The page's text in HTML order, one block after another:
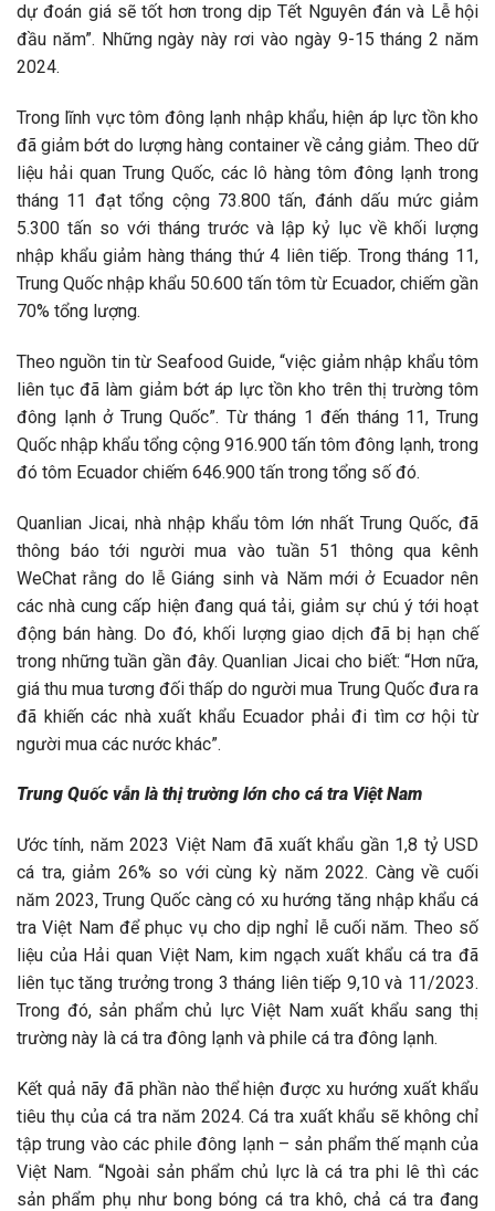
dự đoán giá sẽ tốt hơn trong dịp Tết Nguyên đán và Lễ hội
đầu năm”. Những ngày này rơi vào ngày 9-15 tháng 2 năm
2024.
Trong lĩnh vực tôm đông lạnh nhập khẩu, hiện áp lực tồn kho
đã giảm bớt do lượng hàng container về cảng giảm. Theo dữ
liệu hải quan Trung Quốc, các lô hàng tôm đông lạnh trong
tháng 11 đạt tổng cộng 73.800 tấn, đánh dấu mức giảm
5.300 tấn so với tháng trước và lập kỷ lục về khối lượng
nhập khẩu giảm hàng tháng thứ 4 liên tiếp. Trong tháng 11,
Trung Quốc nhập khẩu 50.600 tấn tôm từ Ecuador, chiếm gần
70% tổng lượng.
Theo nguồn tin từ Seafood Guide, “việc giảm nhập khẩu tôm
liên tục đã làm giảm bớt áp lực tồn kho trên thị trường tôm
đông lạnh ở Trung Quốc”. Từ tháng 1 đến tháng 11, Trung
Quốc nhập khẩu tổng cộng 916.900 tấn tôm đông lạnh, trong
đó tôm Ecuador chiếm 646.900 tấn trong tổng số đó.
Quanlian Jicai, nhà nhập khẩu tôm lớn nhất Trung Quốc, đã
thông báo tới người mua vào tuần 51 thông qua kênh
WeChat rằng do lễ Giáng sinh và Năm mới ở Ecuador nên
các nhà cung cấp hiện đang quá tải, giảm sự chú ý tới hoạt
động bán hàng. Do đó, khối lượng giao dịch đã bị hạn chế
trong những tuần gần đây. Quanlian Jicai cho biết: “Hơn nữa,
giá thu mua tương đối thấp do người mua Trung Quốc đưa ra
đã khiến các nhà xuất khẩu Ecuador phải đi tìm cơ hội từ
người mua các nước khác”.
Trung Quốc vẫn là thị trường lớn cho cá tra Việt Nam
Ước tính, năm 2023 Việt Nam đã xuất khẩu gần 1,8 tỷ USD
cá tra, giảm 26% so với cùng kỳ năm 2022. Càng về cuối
năm 2023, Trung Quốc càng có xu hướng tăng nhập khẩu cá
tra Việt Nam để phục vụ cho dịp nghỉ lễ cuối năm. Theo số
liệu của Hải quan Việt Nam, kim ngạch xuất khẩu cá tra đã
liên tục tăng trưởng trong 3 tháng liên tiếp 9,10 và 11/2023.
Trong đó, sản phẩm chủ lực Việt Nam xuất khẩu sang thị
trường này là cá tra đông lạnh và phile cá tra đông lạnh.
Kết quả nãy đã phần nào thể hiện được xu hướng xuất khẩu
tiêu thụ của cá tra năm 2024. Cá tra xuất khẩu sẽ không chỉ
tập trung vào các phile đông lạnh – sản phẩm thế mạnh của
Việt Nam. “Ngoài sản phẩm chủ lực là cá tra phi lê thì các
sản phẩm phụ như bong bóng cá tra khô, chả cá tra đang